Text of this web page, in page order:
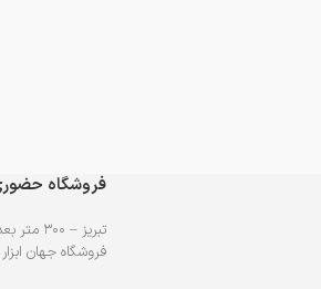
فروشگاه
تبریز –
فروشگاه جهان ابزار –